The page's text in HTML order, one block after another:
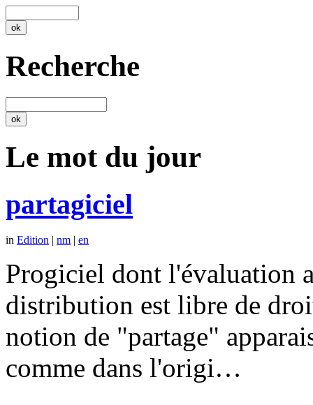
Recherche
Le mot du jour
partagiciel
in Edition | nm | en
Progiciel dont l'évaluation
distribution est libre de
notion de "partage"
comme dans l'origi…